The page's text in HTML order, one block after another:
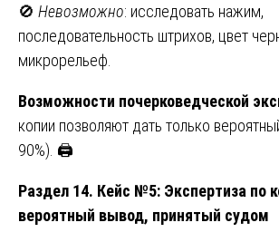
🚫 Невозможно: исследовать нажим,
последовательность штрихов, цвет
микрорельеф.
Возможности почерковедческой
копии позволяют дать только
90%). 🖨️
Раздел 14. Кейс №5: Экспертиза по
вероятный вывод, принятый судом